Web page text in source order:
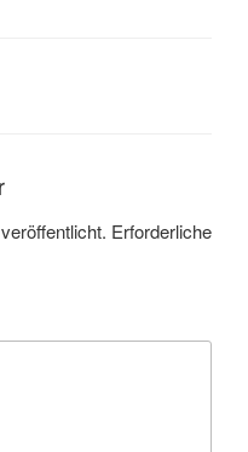
Erforderliche